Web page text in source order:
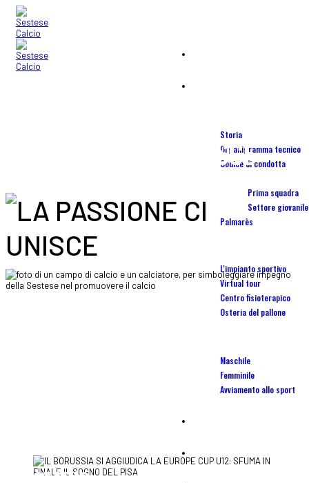
Storia
Organigramma tecnico
Codice di condotta
Prima squadra
Settore giovanile
Palmarès
L'impianto sportivo
Virtual tour
Centro fisioterapico
Osteria del pallone
Maschile
Femminile
Avviamento allo sport
LA PASSIONE CI UNISCE